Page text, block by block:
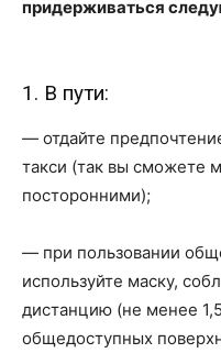
придерживаться
1. В пути:
— отдайте
такси (так вы сможете
посторонними);
— при пользовании
используйте маску,
дистанцию (не менее
общедоступных